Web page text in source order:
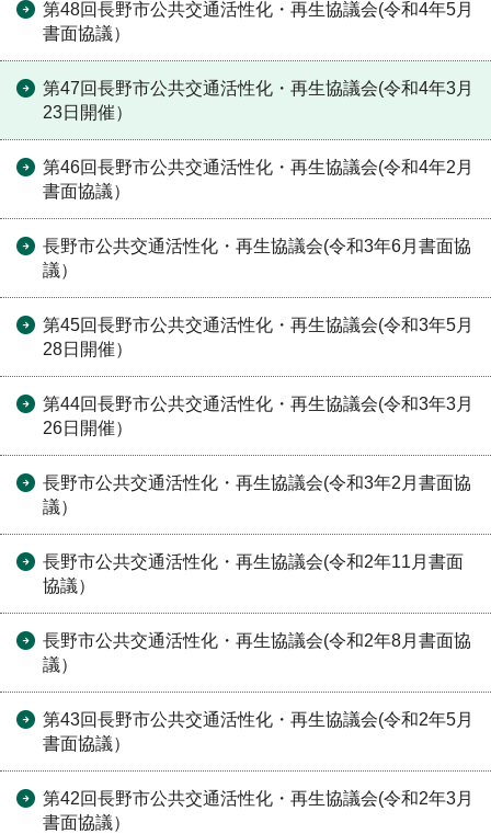
第48回長野市公共交通活性化・再生協議会(令和4年5月
書面協議）
第47回長野市公共交通活性化・再生協議会(令和4年3月
23日開催）
第46回長野市公共交通活性化・再生協議会(令和4年2月
書面協議）
長野市公共交通活性化・再生協議会(令和3年6月書面協
議）
第45回長野市公共交通活性化・再生協議会(令和3年5月
28日開催）
第44回長野市公共交通活性化・再生協議会(令和3年3月
26日開催）
長野市公共交通活性化・再生協議会(令和3年2月書面協
議）
長野市公共交通活性化・再生協議会(令和2年11月書面
協議）
長野市公共交通活性化・再生協議会(令和2年8月書面協
議）
第43回長野市公共交通活性化・再生協議会(令和2年5月
書面協議）
第42回長野市公共交通活性化・再生協議会(令和2年3月
書面協議）